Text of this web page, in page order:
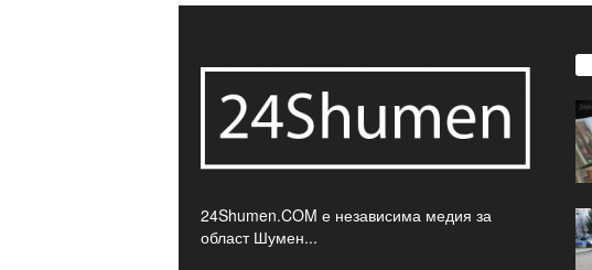
24Shumen.COM е независима медия за
област Шумен...